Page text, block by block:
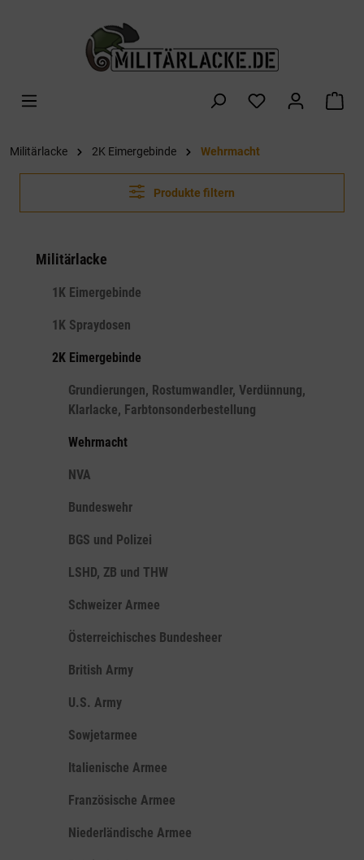
Militärlacke 2K Eimergebinde Wehrmacht
Produkte filtern
Militärlacke
1K Eimergebinde
1K Spraydosen
2K Eimergebinde
Grundierungen, Rostumwandler, Verdünnung,
Klarlacke, Farbtonsonderbestellung
Wehrmacht
NVA
Bundeswehr
BGS und Polizei
LSHD, ZB und THW
Schweizer Armee
Österreichisches Bundesheer
British Army
U.S. Army
Sowjetarmee
Italienische Armee
Französische Armee
Niederländische Armee